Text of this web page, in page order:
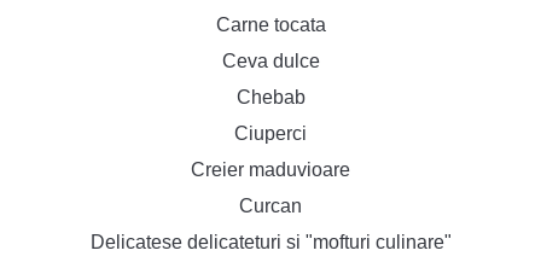
Carne tocata
Ceva dulce
Chebab
Ciuperci
Creier maduvioare
Curcan
Delicatese delicateturi si "mofturi culinare"